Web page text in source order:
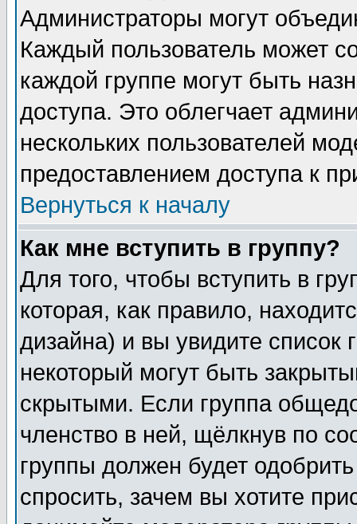
Администраторы могут
Каждый пользователь может
каждой группе могут быть
доступа. Это облегчает
нескольких пользователей
предоставлением доступа к
Вернуться к началу
Как мне вступить в группу?
Для того, чтобы вступить в
которая, как правило,
дизайна) и вы увидите список
некоторый могут быть
скрытыми. Если группа
членство в ней, щёлкнув по
группы должен будет
спросить, зачем вы хотите